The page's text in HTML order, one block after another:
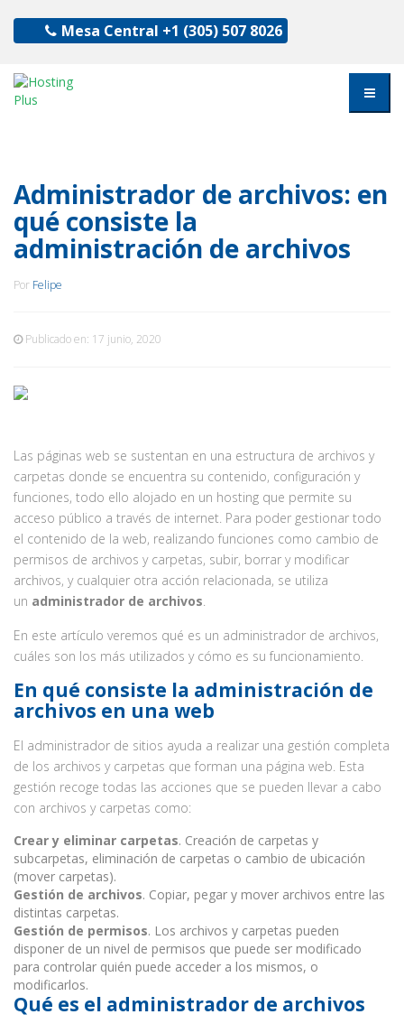
Mesa Central +1 (305) 507 8026
Administrador de archivos: en
qué consiste la
administración de archivos
Por Felipe
Publicado en: 17 junio, 2020
Las páginas web se sustentan en una estructura de archivos y
carpetas donde se encuentra su contenido, configuración y
funciones, todo ello alojado en un hosting que permite su
acceso público a través de internet. Para poder gestionar todo
el contenido de la web, realizando funciones como cambio de
permisos de archivos y carpetas, subir, borrar y modificar
archivos, y cualquier otra acción relacionada, se utiliza
un administrador de archivos.
En este artículo veremos qué es un administrador de archivos,
cuáles son los más utilizados y cómo es su funcionamiento.
En qué consiste la administración de
archivos en una web
El administrador de sitios ayuda a realizar una gestión completa
de los archivos y carpetas que forman una página web. Esta
gestión recoge todas las acciones que se pueden llevar a cabo
con archivos y carpetas como:
Crear y eliminar carpetas. Creación de carpetas y
subcarpetas, eliminación de carpetas o cambio de ubicación
(mover carpetas).
Gestión de archivos. Copiar, pegar y mover archivos entre las
distintas carpetas.
Gestión de permisos. Los archivos y carpetas pueden
disponer de un nivel de permisos que puede ser modificado
para controlar quién puede acceder a los mismos, o
modificarlos.
Qué es el administrador de archivos